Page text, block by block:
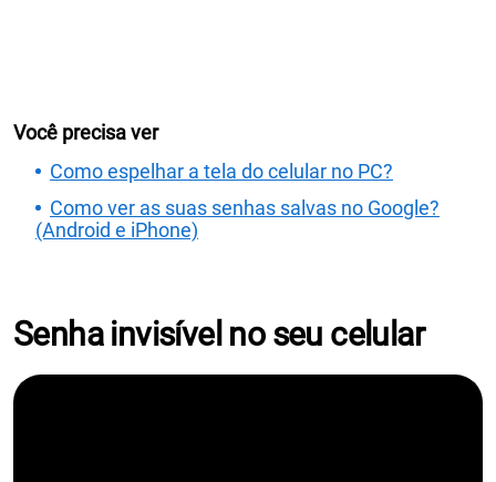
Você precisa ver
Como espelhar a tela do celular no PC?
Como ver as suas senhas salvas no Google?
(Android e iPhone)
Senha invisível no seu celular